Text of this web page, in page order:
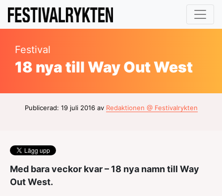
Festival
18 nya till Way Out West
Publicerad: 19 juli 2016 av Redaktionen @ Festivalrykten
Med bara veckor kvar – 18 nya namn till Way
Out West.